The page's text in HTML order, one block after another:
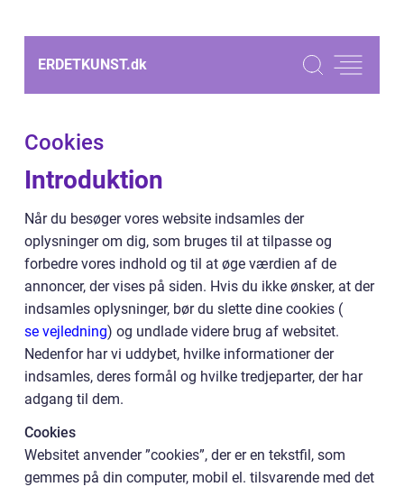
ERDETKUNST.dk
Cookies
Introduktion
Når du besøger vores website indsamles der
oplysninger om dig, som bruges til at tilpasse og
forbedre vores indhold og til at øge værdien af de
annoncer, der vises på siden. Hvis du ikke ønsker, at der
indsamles oplysninger, bør du slette dine cookies (
se vejledning) og undlade videre brug af websitet.
Nedenfor har vi uddybet, hvilke informationer der
indsamles, deres formål og hvilke tredjeparter, der har
adgang til dem.
Cookies
Websitet anvender ”cookies”, der er en tekstfil, som
gemmes på din computer, mobil el. tilsvarende med det